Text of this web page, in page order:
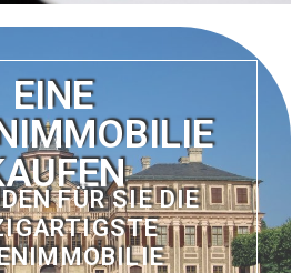
EINE
FÜR SIE DIE